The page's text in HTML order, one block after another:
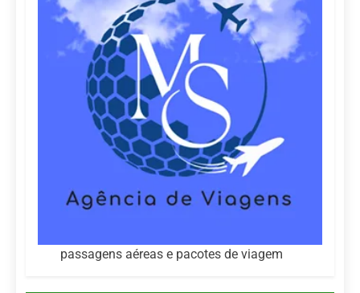
passagens aéreas e pacotes de viagem